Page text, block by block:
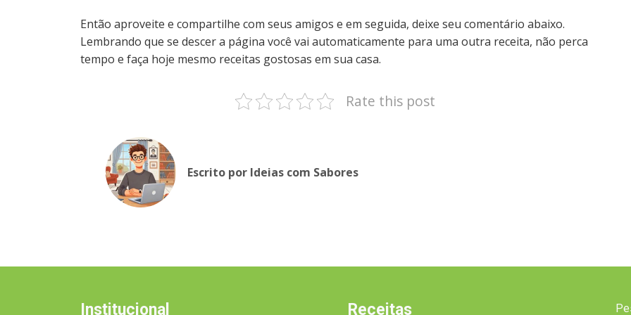
Então aproveite e compartilhe com seus amigos e em seguida, deixe seu comentário abaixo.
Lembrando que se descer a página você vai automaticamente para uma outra receita, não perca
tempo e faça hoje mesmo receitas gostosas em sua casa.
Rate this post
Escrito por Ideias com Sabores
Institucional Receitas